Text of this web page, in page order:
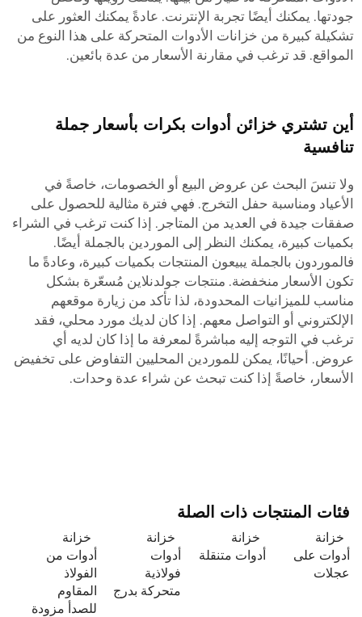
جودتها. يمكنك أيضًا تجربة الإنترنت. عادةً يمكنك العثور على
تشكيلة كبيرة من خزانات الأدوات المتحركة على هذا النوع من
المواقع. قد ترغب في مقارنة الأسعار من عدة بائعين.
أين تشتري خزائن أدوات بكرات بأسعار جملة
تنافسية
ولا تنسَ البحث عن عروض البيع أو الخصومات، خاصةً في
الأعياد ومناسبة حفل التخرج. فهي فترة مثالية للحصول على
صفقات جيدة في العديد من المتاجر. إذا كنت ترغب في الشراء
بكميات كبيرة، يمكنك النظر إلى الموردين بالجملة أيضًا.
فالموردون بالجملة يبيعون المنتجات بكميات كبيرة، وعادةً ما
تكون الأسعار منخفضة. منتجات جولدنلاين مُسعّرة بشكل
مناسب للميزانيات المحدودة، لذا تأكد من زيارة موقعهم
الإلكتروني أو التواصل معهم. إذا كان لديك مورد محلي، فقد
ترغب في التوجه إليه مباشرةً لمعرفة ما إذا كان لديه أي
عروض. أحيانًا، يمكن للموردين المحليين التفاوض على تخفيض
الأسعار، خاصةً إذا كنت تبحث عن شراء عدة وحدات.
فئات المنتجات ذات الصلة
خزانة
أدوات على
عجلات
خزانة
أدوات متنقلة
خزانة
أدوات
فولاذية
متحركة بدرج
خزانة
أدوات من
الفولاذ
المقاوم
للصدأ مزودة